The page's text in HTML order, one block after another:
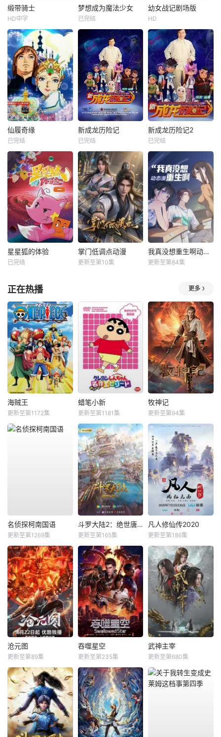
缎带骑士
HD中字
梦想成为魔法少女
已完结
幼女战记剧场版
HD
仙履奇缘
已完结
新成龙历险记
已完结
新成龙历险记2
已完结
星星狐的体验
已完结
掌门低调点动漫
更新至第10集
我真没想重生啊动态漫
更新至第84集
正在热播 更多
海贼王
更新至第1172集
蜡笔小新
更新至第1181集
牧神记
更新至第94集
名侦探柯南国语
更新至第1269集
斗罗大陆2：绝世唐门
更新至第165集
凡人修仙传2020
更新至第186集
沧元图
更新至第89集
吞噬星空
更新至第235集
武神主宰
更新至第680集